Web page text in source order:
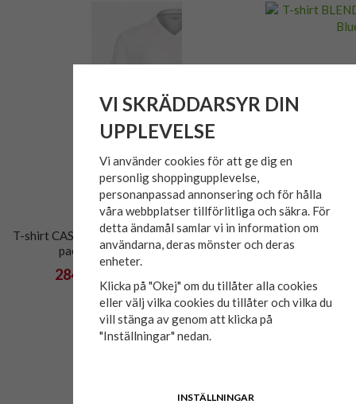
T-shirt CASAMODA v-hals 2-
pack 600 vit
284 kr
T-shirt BLEND 7097 Dusty
Blue
VI SKRÄDDARSYR DIN
UPPLEVELSE
Vi använder cookies för att ge dig en
personlig shoppingupplevelse,
personanpassad annonsering och för hålla
våra webbplatser tillförlitliga och säkra. För
detta ändamål samlar vi in information om
användarna, deras mönster och deras
enheter.
Klicka på "Okej" om du tillåter alla cookies
eller välj vilka cookies du tillåter och vilka du
vill stänga av genom att klicka på
"Inställningar" nedan.
INSTÄLLNINGAR